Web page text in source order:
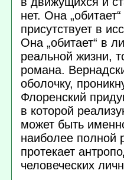
нет. Она
присутствует в
Она „обитает“ в
реальной жизни,
романа.
оболочку,
Флоренский
в которой
может быть
наиболее полной
протекает
человеческих